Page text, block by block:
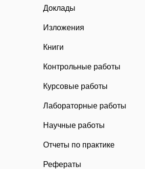
Доклады
Изложения
Книги
Контрольные работы
Курсовые работы
Лабораторные работы
Научные работы
Отчеты по практике
Рефераты